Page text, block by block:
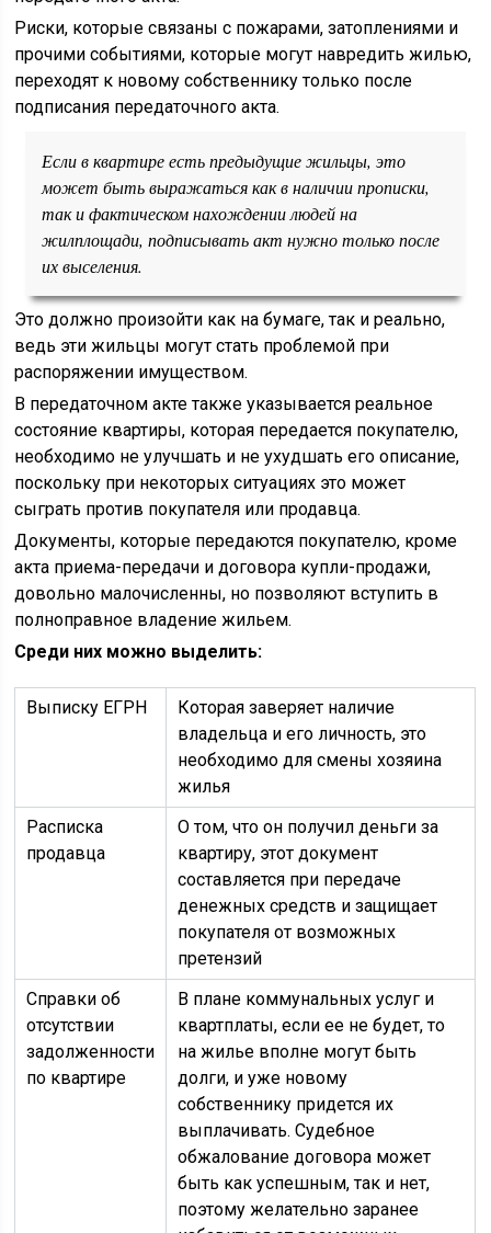
Риски, которые связаны с пожарами, затоплениями и
прочими событиями, которые могут навредить жилью,
переходят к новому собственнику только после
подписания передаточного акта.
Если в квартире есть предыдущие жильцы, это
может быть выражаться как в наличии прописки,
так и фактическом нахождении людей на
жилплощади, подписывать акт нужно только после
их выселения.
Это должно произойти как на бумаге, так и реально,
ведь эти жильцы могут стать проблемой при
распоряжении имуществом.
В передаточном акте также указывается реальное
состояние квартиры, которая передается покупателю,
необходимо не улучшать и не ухудшать его описание,
поскольку при некоторых ситуациях это может
сыграть против покупателя или продавца.
Документы, которые передаются покупателю, кроме
акта приема-передачи и договора купли-продажи,
довольно малочисленны, но позволяют вступить в
полноправное владение жильем.
Среди них можно выделить:
Выписку ЕГРН
Которая заверяет наличие
владельца и его личность, это
необходимо для смены хозяина
жилья
Расписка
продавца
О том, что он получил деньги за
квартиру, этот документ
составляется при передаче
денежных средств и защищает
покупателя от возможных
претензий
Справки об
отсутствии
задолженности
по квартире
В плане коммунальных услуг и
квартплаты, если ее не будет, то
на жилье вполне могут быть
долги, и уже новому
собственнику придется их
выплачивать. Судебное
обжалование договора может
быть как успешным, так и нет,
поэтому желательно заранее